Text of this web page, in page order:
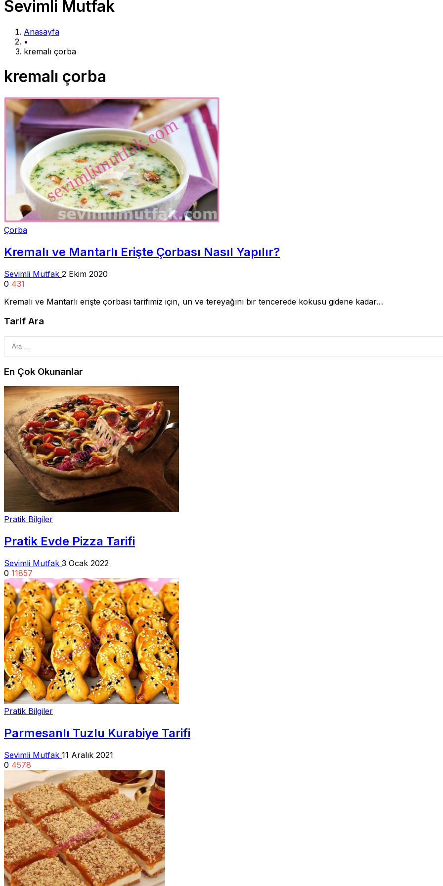
Sevimli Mutfak
Anasayfa
•
kremalı çorba
kremalı çorba
Çorba
Kremalı ve Mantarlı Erişte Çorbası Nasıl Yapılır?
Sevimli Mutfak 2 Ekim 2020
0 431
Kremalı ve Mantarlı erişte çorbası tarifimiz için, un ve tereyağını bir tencerede kokusu gidene kadar…
Tarif Ara
En Çok Okunanlar
Pratik Bilgiler
Pratik Evde Pizza Tarifi
Sevimli Mutfak 3 Ocak 2022
0 11857
Pratik Bilgiler
Parmesanlı Tuzlu Kurabiye Tarifi
Sevimli Mutfak 11 Aralık 2021
0 4578